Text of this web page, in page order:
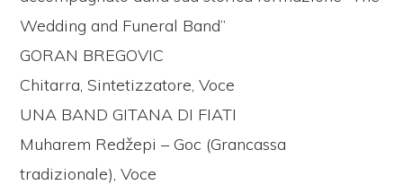
Wedding and Funeral Band”
GORAN BREGOVIC
Chitarra, Sintetizzatore, Voce
UNA BAND GITANA DI FIATI
Muharem Redžepi – Goc (Grancassa
tradizionale), Voce